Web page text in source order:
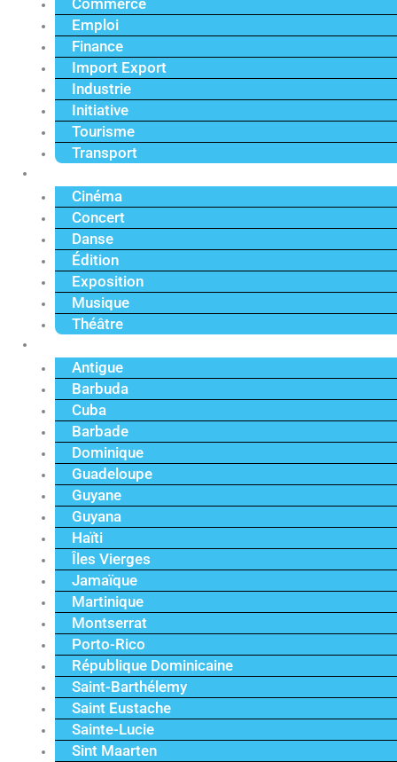
Commerce
Emploi
Finance
Import Export
Industrie
Initiative
Tourisme
Transport
Cinéma
Concert
Danse
Édition
Exposition
Musique
Théâtre
Antigue
Barbuda
Cuba
Barbade
Dominique
Guadeloupe
Guyane
Guyana
Haïti
Îles Vierges
Jamaïque
Martinique
Montserrat
Porto-Rico
République Dominicaine
Saint-Barthélemy
Saint Eustache
Sainte-Lucie
Sint Maarten